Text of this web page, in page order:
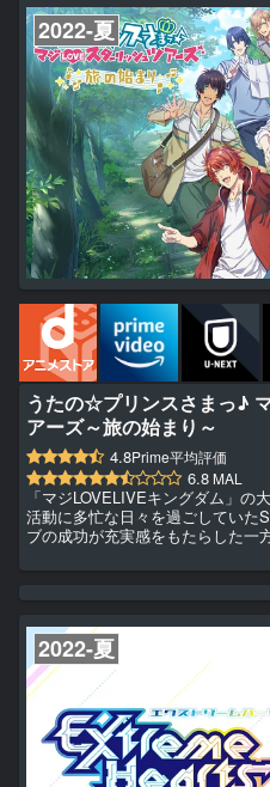
——！
2022-夏
うたの☆プリンスさまっ♪
アーズ～旅の始まり～
4.8Prime平均評価
6.8 MAL
「マジLOVELIVEキングダム」の
活動に多忙な日々を過ごしてい
ブの成功が充実感をもたらした一
できるのだろうか……”そんな時、
果たして……？「マジLOVEキン
2022-夏